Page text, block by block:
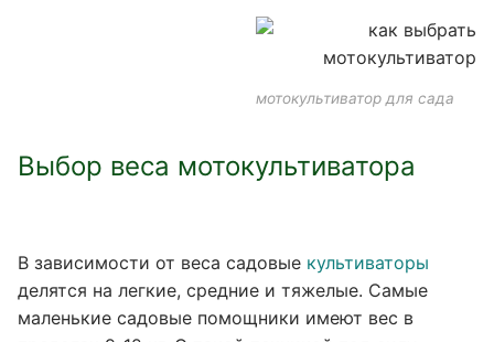
мотокультиватор для сада
Выбор веса мотокультиватора
В зависимости от веса садовые культиваторы
делятся на легкие, средние и тяжелые. Самые
маленькие садовые помощники имеют вес в